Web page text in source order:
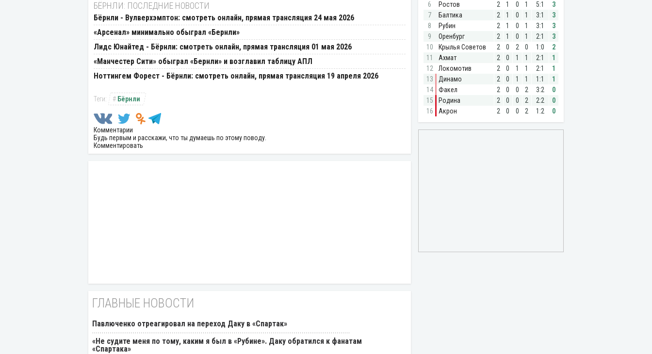
БЁРНЛИ: ПОСЛЕДНИЕ НОВОСТИ
Бёрнли - Вулверхэмптон: смотреть онлайн, прямая трансляция 24 мая 2026
«Арсенал» минимально обыграл «Бернли»
Лидс Юнайтед - Бёрнли: смотреть онлайн, прямая трансляция 01 мая 2026
«Манчестер Сити» обыграл «Бернли» и возглавил таблицу АПЛ
Ноттингем Форест - Бёрнли: смотреть онлайн, прямая трансляция 19 апреля 2026
Бёрнли
Комментарии
Будь первым и расскажи, что ты думаешь по этому поводу.
Комментировать
ГЛАВНЫЕ НОВОСТИ
Павлюченко отреагировал на переход Даку в «Спартак»
«Не судите меня по тому, каким я был в «Рубине». Даку обратился к фанатам
«Спартака»